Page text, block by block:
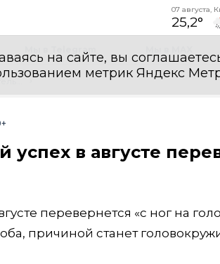
07 августа,
25,2°
на сайте, вы
метрик Яндекс
успех в августе
перевернется «с ног на
причиной станет